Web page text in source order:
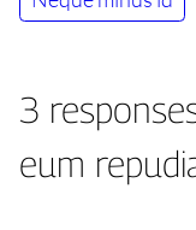
3
eum